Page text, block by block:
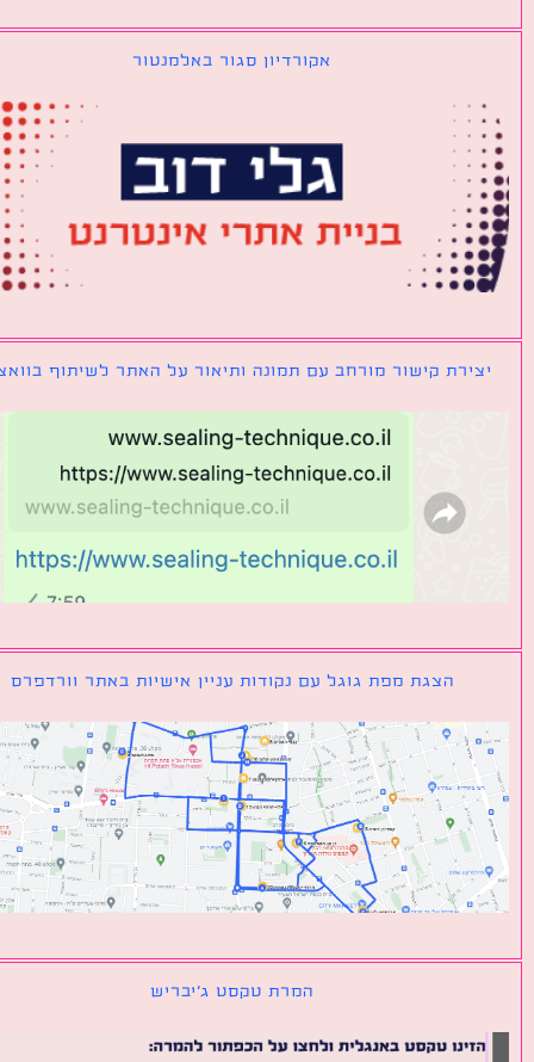
אקורדיון סגור באלמנטור
קישור מורחב עם תמונה ותיאור על האתר לשיתוף בוואצאפ
הצגת מפת גוגל עם נקודות עניין אישיות באתר וורדפרס
המרת טקסט ג׳יבריש